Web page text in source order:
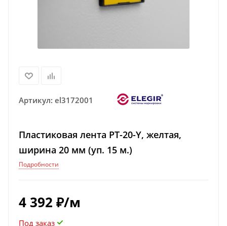
Артикул: el3172001
Пластиковая лента PT-20-Y, желтая,
ширина 20 мм (уп. 15 м.)
Подробности
4 392 ₽/м
Под заказ